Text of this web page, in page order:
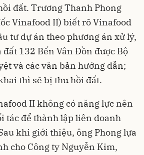
đất. Trương Thanh Phong
Vinafood II) biết rõ Vinafood
tư dự án theo phương án xử lý,
đất 132 Bến Vân Đồn được Bộ
và các văn bản hướng dẫn;
thì sẽ bị thu hồi đất.
II không có năng lực nên
tác để thành lập liên doanh
khi giới thiệu, ông Phong lựa
cho Công ty Nguyễn Kim,